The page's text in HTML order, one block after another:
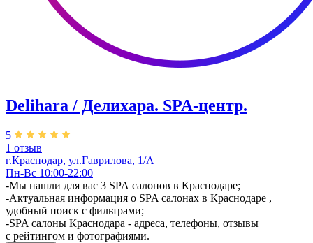
Delihara / Делихара. ​SPA-центр.
5
1 отзыв
г.Краснодар, ул.Гаврилова, 1/А
Пн-Вс 10:00-22:00
-Мы нашли для вас 3 SPA салонов в Краснодаре;
-Актуальная информация о SPA салонах в Краснодаре ,
удобный поиск с фильтрами;
-SPA салоны Краснодара - адреса, телефоны, отзывы
с рейтингом и фотографиями.